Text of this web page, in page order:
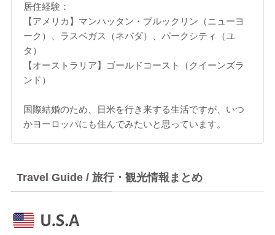
居住経験：
【アメリカ】マンハッタン・ブルックリン（ニューヨ
ーク）、ラスベガス（ネバダ）、パークシティ（ユ
タ）
【オーストラリア】ゴールドコースト（クイーンズラ
ンド）
国際結婚のため、日米を行き来する生活ですが、いつ
かヨーロッパにも住んでみたいと思っています。
Travel Guide / 旅行・観光情報まとめ